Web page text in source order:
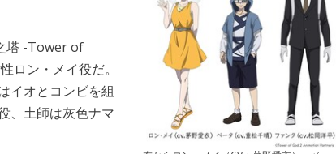
塔 -Tower of
ロン・メイ役だ。
イオとコンビを組
、土師は灰色ナマ